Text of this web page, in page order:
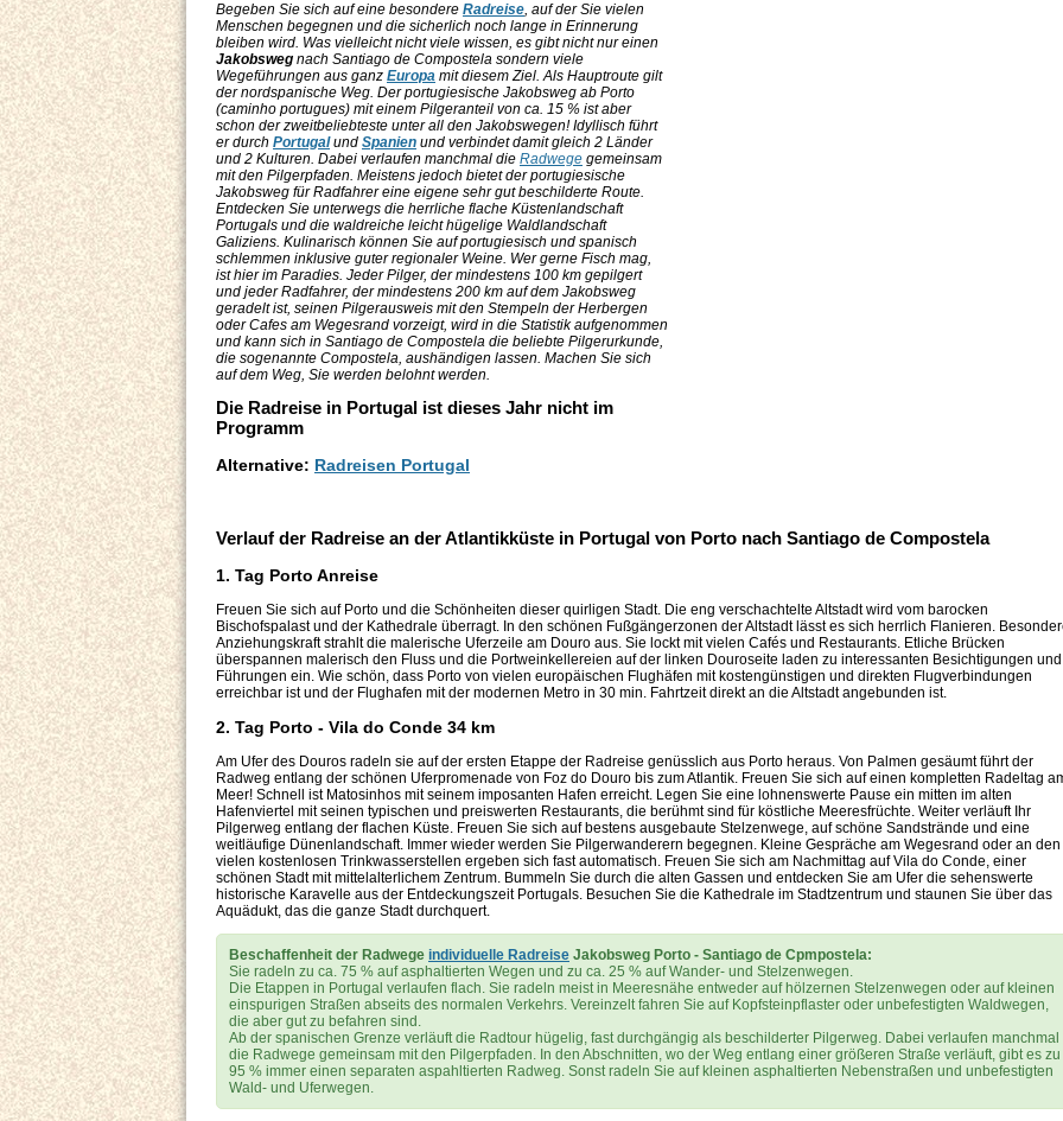
Begeben Sie sich auf eine besondere Radreise, auf der Sie vielen
Menschen begegnen und die sicherlich noch lange in Erinnerung
bleiben wird. Was vielleicht nicht viele wissen, es gibt nicht nur einen
Jakobsweg nach Santiago de Compostela sondern viele
Wegeführungen aus ganz Europa mit diesem Ziel. Als Hauptroute gilt
der nordspanische Weg. Der portugiesische Jakobsweg ab Porto
(caminho portugues) mit einem Pilgeranteil von ca. 15 % ist aber
schon der zweitbeliebteste unter all den Jakobswegen! Idyllisch führt
er durch Portugalund Spanien und verbindet damit gleich 2 Länder
und 2 Kulturen. Dabei verlaufen manchmal die Radwege gemeinsam
mit den Pilgerpfaden. Meistens jedoch bietet der portugiesische
Jakobsweg für Radfahrer eine eigene sehr gut beschilderte Route.
Entdecken Sie unterwegs die herrliche flache Küstenlandschaft
Portugals und die waldreiche leicht hügelige Waldlandschaft
Galiziens. Kulinarisch können Sie auf portugiesisch und spanisch
schlemmen inklusive guter regionaler Weine. Wer gerne Fisch mag,
ist hier im Paradies. Jeder Pilger, der mindestens 100 km gepilgert
und jeder Radfahrer, der mindestens 200 km auf dem Jakobsweg
geradelt ist, seinen Pilgerausweis mit den Stempeln der Herbergen
oder Cafes am Wegesrand vorzeigt, wird in die Statistik aufgenommen
und kann sich in Santiago de Compostela die beliebte Pilgerurkunde,
die sogenannte Compostela, aushändigen lassen. Machen Sie sich
auf dem Weg, Sie werden belohnt werden.
Die Radreise in Portugal ist dieses Jahr nicht im
Programm
Alternative: Radreisen Portugal
Verlauf der Radreise an der Atlantikküste in Portugal von Porto nach Santiago de Compostela
1. Tag Porto Anreise
Freuen Sie sich auf Porto und die Schönheiten dieser quirligen Stadt. Die eng verschachtelte Altstadt wird vom barocken
Bischofspalast und der Kathedrale überragt. In den schönen Fußgängerzonen der Altstadt lässt es sich herrlich Flanieren.
Anziehungskraft strahlt die malerische Uferzeile am Douro aus. Sie lockt mit vielen Cafés und Restaurants. Etliche Brücken
überspannen malerisch den Fluss und die Portweinkellereien auf der linken Douroseite laden zu interessanten Besichtigungen und
Führungen ein. Wie schön, dass Porto von vielen europäischen Flughäfen mit kostengünstigen und direkten Flugverbindungen
erreichbar ist und der Flughafen mit der modernen Metro in 30 min. Fahrtzeit direkt an die Altstadt angebunden ist.
2. Tag Porto - Vila do Conde 34 km
Am Ufer des Douros radeln sie auf der ersten Etappe der Radreise genüsslich aus Porto heraus. Von Palmen gesäumt führt der
Radweg entlang der schönen Uferpromenade von Foz do Douro bis zum Atlantik. Freuen Sie sich auf einen kompletten Radeltag
Meer! Schnell ist Matosinhos mit seinem imposanten Hafen erreicht. Legen Sie eine lohnenswerte Pause ein mitten im alten
Hafenviertel mit seinen typischen und preiswerten Restaurants, die berühmt sind für köstliche Meeresfrüchte. Weiter verläuft Ihr
Pilgerweg entlang der flachen Küste. Freuen Sie sich auf bestens ausgebaute Stelzenwege, auf schöne Sandstrände und eine
weitläufige Dünenlandschaft. Immer wieder werden Sie Pilgerwanderern begegnen. Kleine Gespräche am Wegesrand oder an den
vielen kostenlosen Trinkwasserstellen ergeben sich fast automatisch. Freuen Sie sich am Nachmittag auf Vila do Conde, einer
schönen Stadt mit mittelalterlichem Zentrum. Bummeln Sie durch die alten Gassen und entdecken Sie am Ufer die sehenswerte
historische Karavelle aus der Entdeckungszeit Portugals. Besuchen Sie die Kathedrale im Stadtzentrum und staunen Sie über das
Aquädukt, das die ganze Stadt durchquert.
Beschaffenheit der Radwege individuelle Radreise Jakobsweg Porto - Santiago de Cpmpostela:
Sie radeln zu ca. 75 % auf asphaltierten Wegen und zu ca. 25 % auf Wander- und Stelzenwegen.
Die Etappen in Portugal verlaufen flach. Sie radeln meist in Meeresnähe entweder auf hölzernen Stelzenwegen oder auf kleinen
einspurigen Straßen abseits des normalen Verkehrs. Vereinzelt fahren Sie auf Kopfsteinpflaster oder unbefestigten Waldwegen,
die aber gut zu befahren sind.
Ab der spanischen Grenze verläuft die Radtour hügelig, fast durchgängig als beschilderter Pilgerweg. Dabei verlaufen manchmal
die Radwege gemeinsam mit den Pilgerpfaden. In den Abschnitten, wo der Weg entlang einer größeren Straße verläuft, gibt es zu
95 % immer einen separaten aspahltierten Radweg. Sonst radeln Sie auf kleinen asphaltierten Nebenstraßen und unbefestigten
Wald- und Uferwegen.